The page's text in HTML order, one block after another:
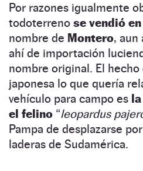
Por razones igualmente
todoterreno se vendió
nombre de Montero, aun
ahí de importación
nombre original. El hecho
japonesa lo que quería
vehículo para campo es
el felino “leopardus
Pampa de desplazarse
laderas de Sudamérica.